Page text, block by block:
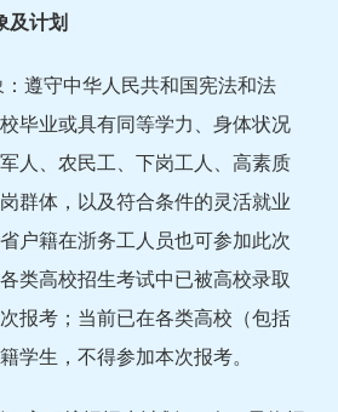
及计划
：遵守中华人民共和国宪法和法
毕业或具有同等学力、身体状况
人、农民工、下岗工人、高素质
群体，以及符合条件的灵活就业
户籍在浙务工人员也可参加此次
类高校招生考试中已被高校录取
报考；当前已在各类高校（包括
学生，不得参加本次报考。